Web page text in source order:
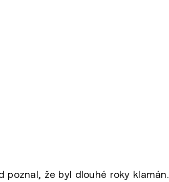
poznal, že byl dlouhé roky klamán.